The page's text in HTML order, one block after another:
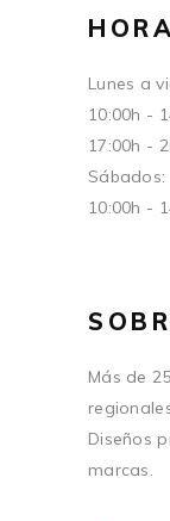
Lunes a
10:00h -
17:00h -
Sábados:
10:00h -
Más de
Diseños
marcas.